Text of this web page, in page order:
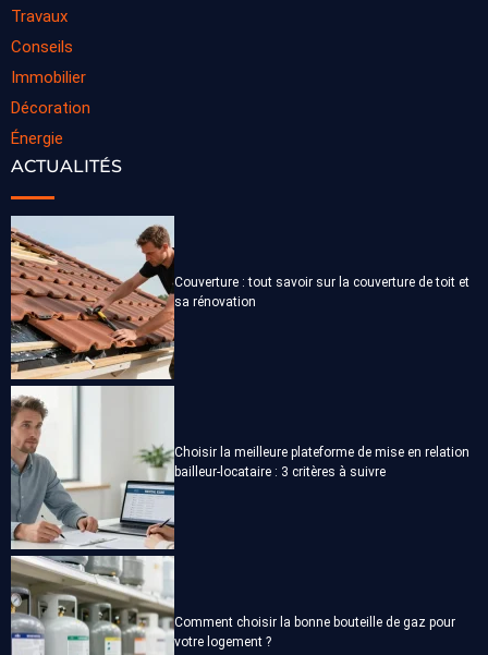
Travaux
Conseils
Immobilier
Décoration
Énergie
ACTUALITÉS
Couverture : tout savoir sur la couverture de toit et
sa rénovation
Choisir la meilleure plateforme de mise en relation
bailleur-locataire : 3 critères à suivre
Comment choisir la bonne bouteille de gaz pour
votre logement ?